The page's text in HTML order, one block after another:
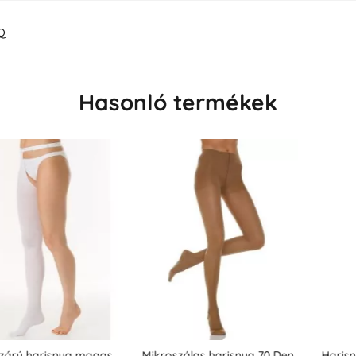
Hasonló termékek